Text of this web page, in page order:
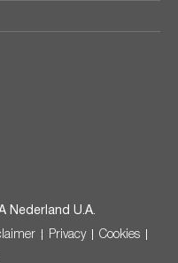
Nederland U.A.
Privacy Cookies